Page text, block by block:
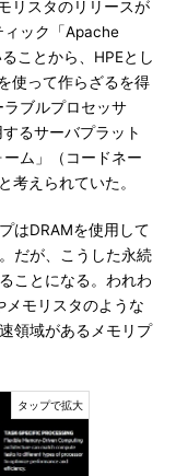
リスタのリリースが
ック「Apache
ことから、HPEとし
使って作らざるを得
ブルプロセッサ
るサーバプラット
ム」（コードネー
考えられていた。
はDRAMを使用して
だが、こうした永続
ことになる。われわ
モリスタのような
領域があるメモリプ